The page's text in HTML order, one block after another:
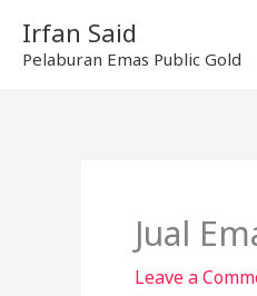
content
Irfan Said
Pelaburan Emas Public Gold
Jual
Leave a